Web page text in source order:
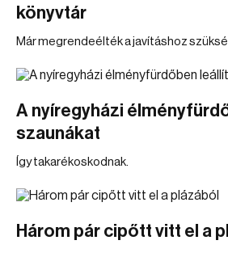
könyvtár
Már megrendeélték a javításhoz
A nyíregyházi
szaunákat
Így takarékoskodnak.
Három pár cipőtt vitt el a